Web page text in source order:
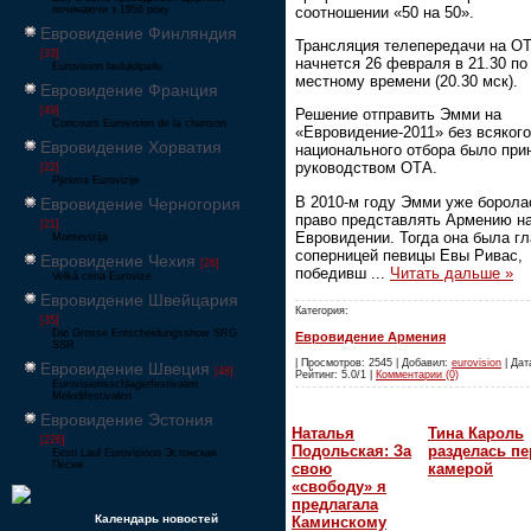
починаючи з 1956 року
Евровидение Финляндия
[33]
Eurovision laulukilpailu
Евровидение Франция
[49]
Concours Eurovision de la chanson
Евровидение Хорватия
[22]
Pjesma Eurovizije
Евровидение Черногория
[21]
Montevizija
Евровидение Чехия [26]
Velká cena Eurovize
Евровидение Швейцария
[35]
Die Grosse Entscheidungsshow SRG
SSR
Евровидение Швеция [48]
Eurovisionsschlagerfestivalen
Melodifestivalen
Евровидение Эстония
[226]
Eesti Laul Eurovisioon Эстонская
Песня
Календарь новостей
соотношении «50 на 50».
Трансляция телепередачи на
начнется 26 февраля в 21.30 по
местному времени (20.30 мск).
Решение отправить Эмми на
«Евровидение-2011» без всякого
национального отбора было
руководством ОТА.
В 2010-м году Эмми уже
право представлять Армению
Евровидении. Тогда она была
соперницей певицы Евы Ривас,
победивш
Читать дальше »
Категория:
Евровидение Армения
| Просмотров: 2545 | Добавил: eurovision |
Рейтинг: 5.0/1 | Комментарии (0)
Наталья
Подольская: За
свою
«свободу» я
предлагала
Каминскому
Тина Кароль
разделась
камерой